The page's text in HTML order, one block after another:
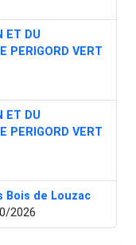
ET DU
PERIGORD VERT
ET DU
PERIGORD VERT
Bois de Louzac
2026